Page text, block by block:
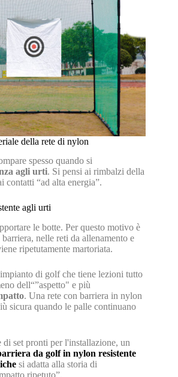
della rete di nylon
spesso quando si
agli urti. Si pensi ai rimbalzi della
contatti “ad alta energia”.
agli urti
le botte. Per questo motivo è
nelle reti da allenamento e
ripetutamente martoriata.
di golf che tiene lezioni tutto
dell“”aspetto" e più
. Una rete con barriera in nylon
sicura quando le palle continuano
di set pronti per l'installazione, un
da golf in nylon resistente
si adatta alla storia di